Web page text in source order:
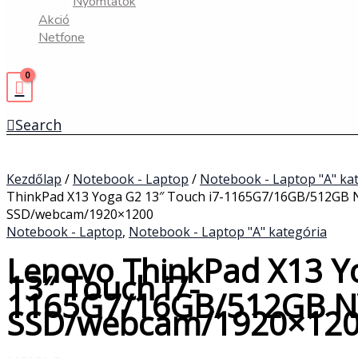
Akció
Netfone
Search
Kezdőlap / Notebook - Laptop / Notebook - Laptop "A"
ThinkPad X13 Yoga G2 13″ Touch i7-1165G7/16GB/512GB
SSD/webcam/1920×1200
Notebook - Laptop, Notebook - Laptop "A" kategória
Lenovo ThinkPad X13
13″ Touch i7-
1165G7/16GB/512GB
SSD/webcam/